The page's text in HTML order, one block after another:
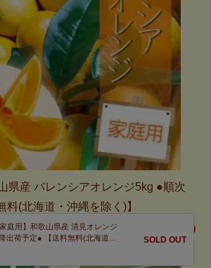
庭用】和歌山県産 清見オレンジ
出荷予定● 【送料無料(北海道・
SOLD OUT
県産 バレンシアオレンジ5kg ●順次
料(北海道・沖縄を除く)】
3,808円(税込)